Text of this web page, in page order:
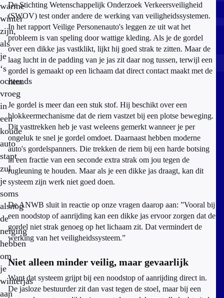
warme
winter
zijn,
als
je
‘s
ochtends
vroeg
in
een
koude
auto
stapt
zul
je
soms
alsnog
de
neiging
hebben
om
je
winterjas
aan
De Stichting Wetenschappelijk Onderzoek Verkeersveiligheid
(SWOV) test onder andere de werking van veiligheidssystemen.
In het rapport Veilige Personenauto's leggen ze uit wat het
probleem is van speling door wattige kleding. Als je de gordel
over een dikke jas vastklikt, lijkt hij goed strak te zitten. Maar de
laag lucht in de padding van je jas zit daar nog tussen, terwijl een
gordel is gemaakt op een lichaam dat direct contact maakt met de
riem.
Je gordel is meer dan een stuk stof. Hij beschikt over een
blokkeermechanisme dat de riem vastzet bij een plotse beweging.
Dit vasttrekken heb je vast weleens gemerkt wanneer je per
ongeluk te snel je gordel omdoet. Daarnaast hebben moderne
auto's gordelspanners. Die trekken de riem bij een harde botsing
in een fractie van een seconde extra strak om jou tegen de
rugleuning te houden. Maar als je een dikke jas draagt, kan dit
systeem zijn werk niet goed doen.
De ANWB sluit in reactie op onze vragen daarop aan: ”Vooral bij
een noodstop of aanrijding kan een dikke jas ervoor zorgen dat de
gordel niet strak genoeg op het lichaam zit. Dat vermindert de
werking van het veiligheidssysteem.”
Niet alleen minder veilig, maar gevaarlijk
Want dat systeem grijpt bij een noodstop of aanrijding direct in.
De jasloze bestuurder zit dan vast tegen de stoel, maar bij een